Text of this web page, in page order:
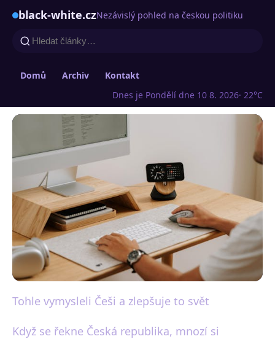
black-white.czNezávislý pohled na českou politiku
Domů Archiv
Kontakt
Dnes je Pondělí dne 10 8. 2026· 22°C
black-white.cz
České vynálezy, které mění
Tohle vymysleli Češi a zlepšuje to svět
Když se řekne Česká republika, mnozí si